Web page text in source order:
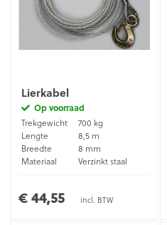
Lierkabel
Op voorraad
Trekgewicht
700 kg
Lengte
8,5 m
Breedte
8 mm
Materiaal
Verzinkt staal
€ 44,55 incl. BTW